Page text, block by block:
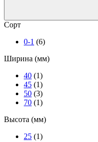
Сорт
0-1 (6)
Ширина (мм)
40 (1)
45 (1)
50 (3)
70 (1)
Высота (мм)
25 (1)